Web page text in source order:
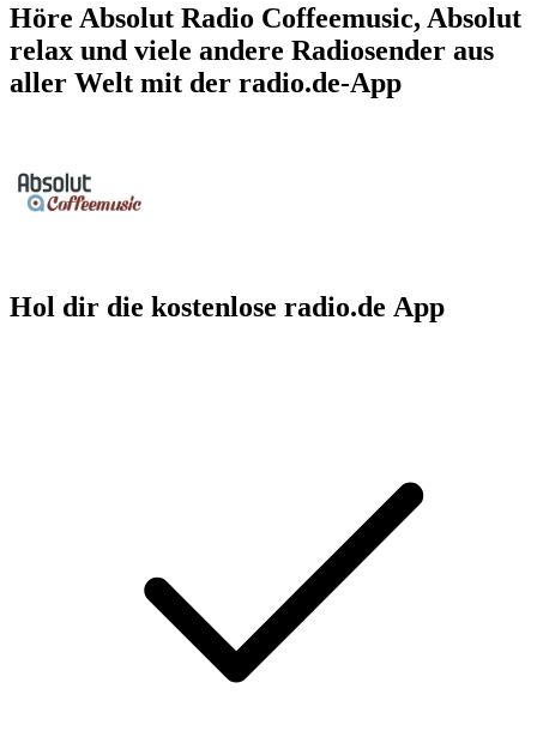
Höre Absolut Radio Coffeemusic, Absolut
relax und viele andere Radiosender aus
aller Welt mit der radio.de-App
Hol dir die kostenlose radio.de App